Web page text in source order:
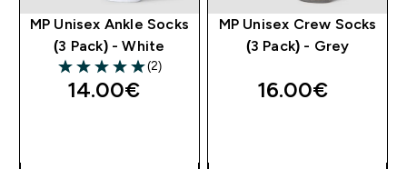
MP Unisex Ankle Socks
(3 Pack) - White
5 out of 5 stars
(2)
14.00€‎
MP Unisex Crew Socks
(3 Pack) - Grey
16.00€‎